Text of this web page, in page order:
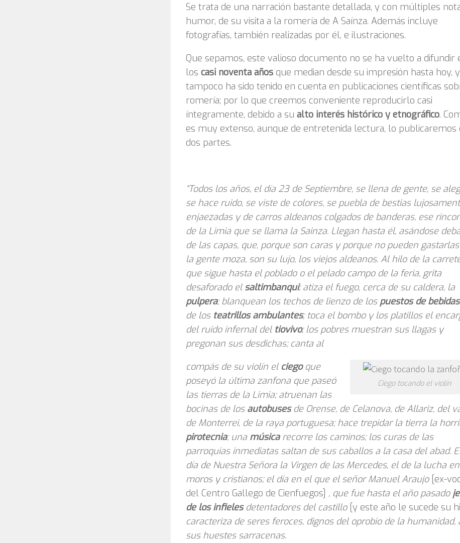
Se trata de una narración bastante detallada, y con múltiples
humor, de su visita a la romería de A Saínza. Además incluye
fotografías, también realizadas por él, e ilustraciones.
Que sepamos, este valioso documento no se ha vuelto a difundir
los casi noventa años que median desde su impresión hasta hoy, y
tampoco ha sido tenido en cuenta en publicaciones científicas
romería; por lo que creemos conveniente reproducirlo casi
íntegramente, debido a su alto interés histórico y etnográfico.
es muy extenso, aunque de entretenida lectura, lo publicaremos
dos partes.
“Todos los años, el día 23 de Septiembre, se llena de gente, se
se hace ruido, se viste de colores, se puebla de bestias
enjaezadas y de carros aldeanos colgados de banderas, ese
de la Limia que se llama la Sainza. Llegan hasta él, asándose
de las capas, que, porque son caras y porque no pueden
la gente moza, son su lujo, los viejos aldeanos. Al hilo de la
que sigue hasta el poblado o el pelado campo de la feria, grita
desaforado el saltimbanqui; atiza el fuego, cerca de su caldera, la
pulpera; blanquean los techos de lienzo de los puestos de bebidas
de los teatrillos ambulantes; toca el bombo y los platillos el
del ruido infernal del tiovivo; los pobres muestran sus llagas y
pregonan sus desdichas; canta al
Ciego tocando el violín
compás de su violín elciegoque
poseyó la última zanfona que paseó
las tierras de la Limia;atruenan las
bocinas de los autobusesde Orense, de Celanova, de Allariz, del
de Monterrei, de la raya portuguesa; hace trepidar la tierra la
pirotecnia; una músicarecorre los caminos; los curas de las
parroquias inmediatas saltan de sus caballos a la casa del abad.
día de Nuestra Señora la Virgen de las Mercedes, el de la lucha
moros y cristianos; el día en el que el señor Manuel Araujo [ex-
del Centro Gallego de Cienfuegos] , que fue hasta el año pasado
de los infielesdetentadores del castillo [y este año le sucede su
caracteriza de seres feroces, dignos del oprobio de la humanidad,
sus huestes sarracenas.